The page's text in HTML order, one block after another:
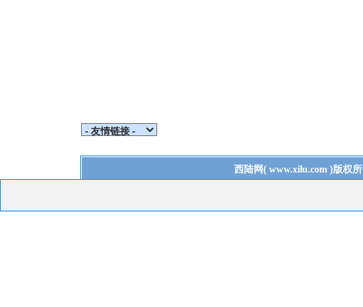
西陆网( www.xilu.com)版权